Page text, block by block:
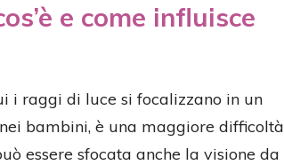
e come influisce
i raggi di luce si focalizzano in un
bambini, è una maggiore difficoltà
essere sfocata anche la visione da